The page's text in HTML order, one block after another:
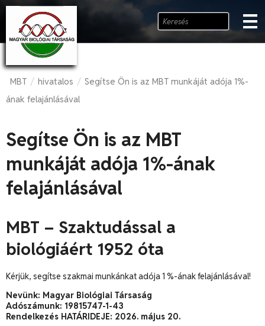
MBT / hivatalos / Segítse Ön is az MBT munkáját adója 1%-
ának felajánlásával
Segítse Ön is az MBT
munkáját adója 1%-ának
felajánlásával
MBT – Szaktudással a
biológiáért 1952 óta
Kérjük, segítse szakmai munkánkat adója 1 %-ának felajánlásával!
Nevünk: Magyar Biológiai Társaság
Adószámunk: 19815747-1-43
Rendelkezés HATÁRIDEJE: 2026. május 20.